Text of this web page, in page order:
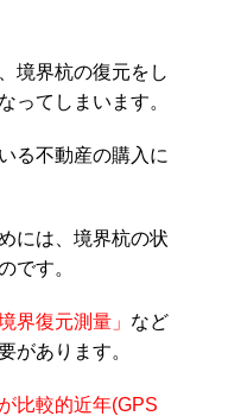
境界杭の復元をし
ってしまいます。
る不動産の購入に
には、境界杭の状
です。
境界復元測量」 など
があります。
比較的近年(GPS